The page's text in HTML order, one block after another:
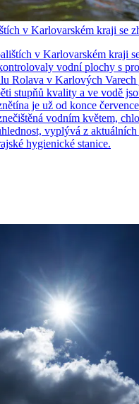
v Karlovarském kraji se
v Karlovarském kraji
vodní plochy s
Rolava v Karlových Varech
stupňů kvality a ve vodě
je už od konce
vodním květem,
vyplývá z aktuálních
hygienické stanice.